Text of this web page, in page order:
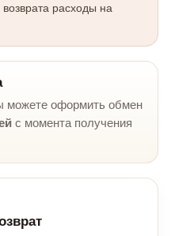
расходы на
можете оформить обмен
с момента получения